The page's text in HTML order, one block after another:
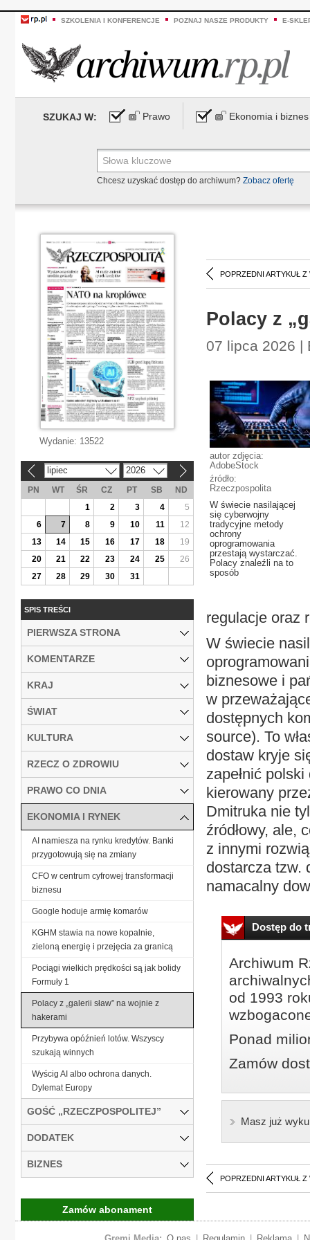
SZKOLENIA I KONFERENCJE POZNAJ NASZE PRODUKTY E-
SZUKAJ W: Prawo Ekonomia i biznes
Chcesz uzyskać dostęp do archiwum? Zobacz ofertę
POPRZEDNI ARTYKUŁ Z
Polacy z
07 lipca 2026 |
autor zdjęcia:
AdobeStock
źródło:
Rzeczpospolita
W świecie nasilającej
się cyberwojny
tradycyjne metody
ochrony
oprogramowania
przestają wystarczać.
Polacy znaleźli na to
sposób
regulacje oraz
W świecie
biznesowe i
w
dostępnych
source). To
dostaw kryje
zapełnić
kierowany
Dmitruka nie
źródłowy, ale,
z innymi
dostarcza tzw.
namacalny
Dostęp do
Archiwum
od 1993
Ponad
Zamów
Masz już
POPRZEDNI ARTYKUŁ Z
Wydanie: 13522
lipiec 2026
PN WT ŚR CZ PT SB
ND
1
2 3 4
5
6
7 8 9 10 11
12
13
14 15 16 17 18
19
20
21 22 23 24 25
26
27
28 29 30 31
SPIS TREŚCI
PIERWSZA STRONA
KOMENTARZE
KRAJ
ŚWIAT
KULTURA
RZECZ O ZDROWIU
PRAWO CO DNIA
EKONOMIA I RYNEK
AI namiesza na rynku kredytów. Banki
przygotowują się na zmiany
CFO w centrum cyfrowej transformacji
biznesu
Google hoduje armię komarów
KGHM stawia na nowe kopalnie,
zieloną energię i przejęcia za granicą
Pociągi wielkich prędkości są jak bolidy
Formuły 1
Polacy z „galerii sław” na wojnie z
hakerami
Przybywa opóźnień lotów. Wszyscy
szukają winnych
Wyścig AI albo ochrona danych.
Dylemat Europy
GOŚĆ „RZECZPOSPOLITEJ”
DODATEK
BIZNES
Zamów abonament